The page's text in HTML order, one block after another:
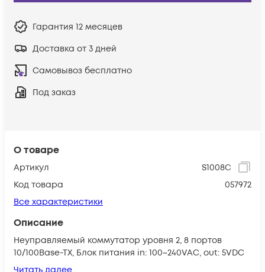
О товаре
Артикул
S1008C
Код товара
057972
Все характеристики
Описание
Неуправляемый коммутатор уровня 2, 8 портов
10/100Base-TX, Блок питания in: 100~240VAC, out: 5VDC
Читать далее
Гарантия 12 месяцев
Доставка от 3 дней
Самовывоз бесплатно
Под заказ